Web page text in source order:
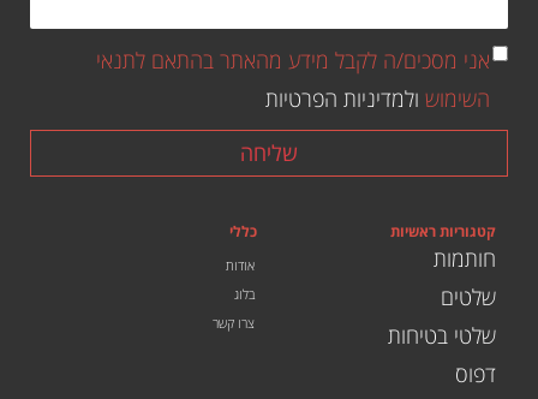
אני מסכים/ה לקבל מידע מהאתר בהתאם לתנאי
השימוש ולמדיניות הפרטיות
שליחה
קטגוריות ראשיות
חותמות
שלטים
שלטי בטיחות
דפוס
כללי
אודות
בלוג
צרו קשר